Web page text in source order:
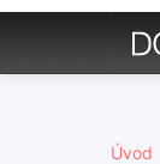
Úvod